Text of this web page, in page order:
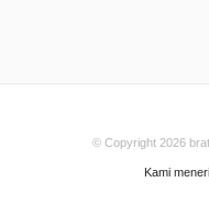
Kami
© Copyright 2026